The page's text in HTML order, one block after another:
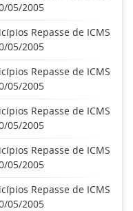
05/2005
Repasse de ICMS
05/2005
Repasse de ICMS
05/2005
Repasse de ICMS
05/2005
Repasse de ICMS
05/2005
Repasse de ICMS
05/2005